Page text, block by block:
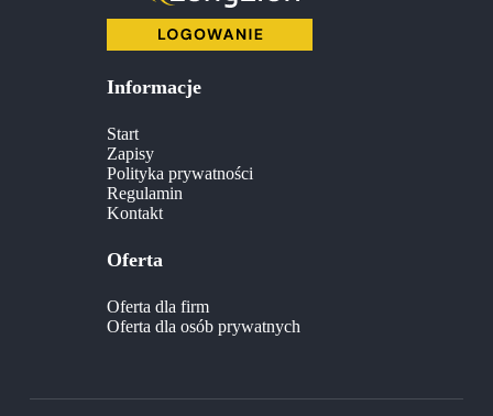
Informacje
Start
Zapisy
Polityka prywatności
Regulamin
Kontakt
Oferta
Oferta dla firm
Oferta dla osób prywatnych